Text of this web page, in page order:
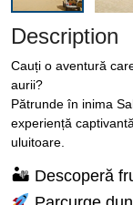
Description
Cauți o aventură
aurii?
Pătrunde în inima
experiență
uluitoare.
🏜 Descoperă